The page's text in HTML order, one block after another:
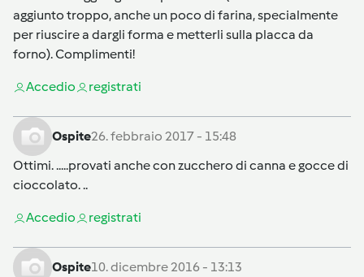
aggiunto troppo, anche un poco di farina, specialmente
per riuscire a dargli forma e metterli sulla placca da
forno). Complimenti!
Accedio registrati
Ospite26. febbraio 2017 - 15:48
Ottimi. .....provati anche con zucchero di canna e gocce di
cioccolato. ..
Accedio registrati
Ospite10. dicembre 2016 - 13:13